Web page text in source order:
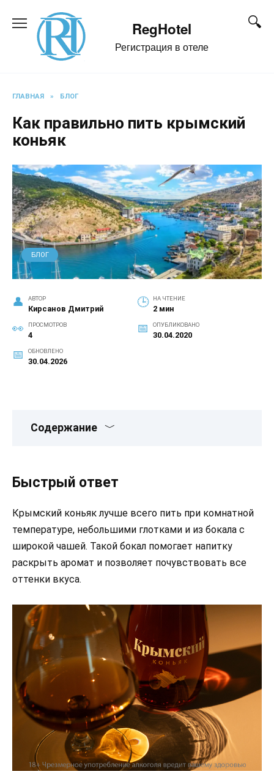
содержанию
RegHotel
Регистрация в отеле
ГЛАВНАЯ » БЛОГ
Как правильно пить крымский
коньяк
БЛОГ
АВТОР
Кирсанов Дмитрий
НА ЧТЕНИЕ
2 мин
ПРОСМОТРОВ
4
ОПУБЛИКОВАНО
30.04.2020
ОБНОВЛЕНО
30.04.2026
Содержание
Быстрый ответ
Крымский коньяк лучше всего пить при комнатной
температуре, небольшими глотками и из бокала с
широкой чашей. Такой бокал помогает напитку
раскрыть аромат и позволяет почувствовать все
оттенки вкуса.